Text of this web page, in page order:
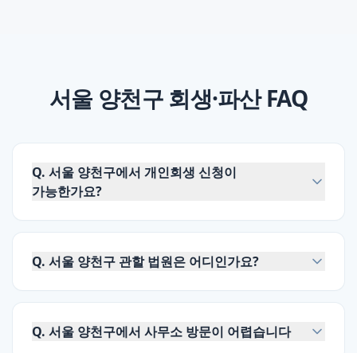
서울 양천구회생·파산 FAQ
Q. 서울 양천구에서 개인회생 신청이
가능한가요?
Q. 서울 양천구 관할 법원은 어디인가요?
Q. 서울 양천구에서 사무소 방문이 어렵습니다